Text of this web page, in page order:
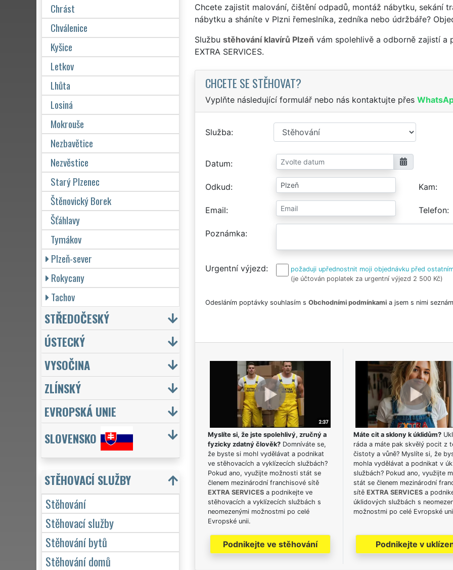
Chcete zajistit malování, čištění odpadů, montáž nábytku, sekání
nábytku a sháníte v Plzni řemeslníka, zedníka nebo údržbáře?
Službu stěhování klavírů Plzeň vám spolehlivě a odborně zajistí a
EXTRA SERVICES.
CHCETE SE STĚHOVAT?
Vyplňte následující formulář nebo nás kontaktujte přes
Služba
Datum
Odkud Kam
Email Telefon
Poznámka
Urgentní výjezd
požaduji upřednostnit moji objednávku před
(je účtován poplatek za urgentní výjezd 2 500 Kč)
Odesláním poptávky souhlasím s Obchodními podmínkamia jsem s nimi
Myslíte si, že jste spolehlivý, zručný a
fyzicky zdatný člověk?Domníváte se,
že byste si mohl vydělávat a podnikat
ve stěhovacích a vyklízecích službách?
Pokud ano, využijte možnosti stát se
členem mezinárodní franchisové sítě
EXTRA SERVICESa podnikejte ve
stěhovacích a vyklízecích službách s
neomezenými možnostmi po celé
Evropské unii.
Podnikejte ve stěhování
Máte cit a sklony k úklidům?
ráda a máte pak skvělý pocit z
čistoty a vůně? Myslíte si, že
mohla vydělávat a podnikat v
službách? Pokud ano, využijte
stát se členem mezinárodní
sítě EXTRA SERVICESa
úklidových službách s
možnostmi po celé Evropské
Podnikejte v
Chrást
Chválenice
Kyšice
Letkov
Lhůta
Losiná
Mokrouše
Nezbavětice
Nezvěstice
Starý Plzenec
Štěnovický Borek
Šťáhlavy
Tymákov
Plzeň-sever
Rokycany
Tachov
STŘEDOČESKÝ
ÚSTECKÝ
VYSOČINA
ZLÍNSKÝ
EVROPSKÁ UNIE
SLOVENSKO
STĚHOVACÍ SLUŽBY
Stěhování
Stěhovací služby
Stěhování bytů
Stěhování domů